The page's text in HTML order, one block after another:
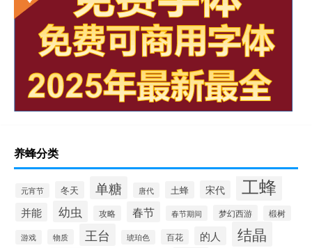
养蜂分类
元宵节 冬天 单糖 唐代 土蜂 宋代 工蜂
并能 幼虫 攻略 春节 春节期间 梦幻西游 椴树
游戏 物质 王台 琥珀色 百花 的人 结晶